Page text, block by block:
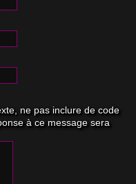
ne pas inclure de code
à ce message sera